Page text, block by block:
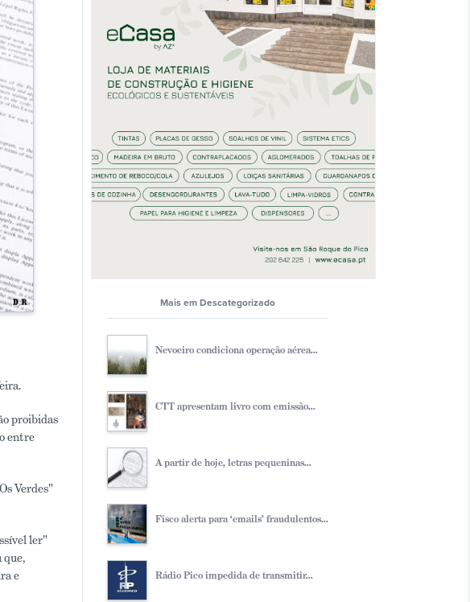
proibidas
entre
Verdes"
ler"
que,
e
Mais em Descategorizado
Nevoeiro condiciona operação aérea...
CTT apresentam livro com emissão...
A partir de hoje, letras pequeninas...
Fisco alerta para ‘emails’ fraudulentos...
Rádio Pico impedida de transmitir...